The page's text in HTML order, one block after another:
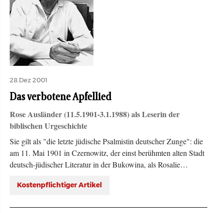
28.Dez 2001
Das verbotene Apfellied
Rose Ausländer (11.5.1901-3.1.1988) als Leserin der
biblischen Urgeschichte
Sie gilt als "die letzte jüdische Psalmistin deutscher Zunge": die
am 11. Mai 1901 in Czernowitz, der einst berühmten alten Stadt
deutsch-jüdischer Literatur in der Bukowina, als Rosalie…
Kostenpflichtiger Artikel